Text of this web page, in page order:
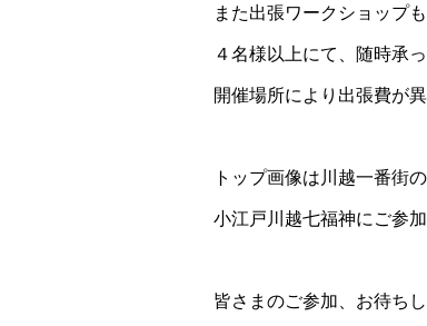
また出張ワークショップも
４名様以上にて、随時承
開催場所により出張費が
トップ画像は川越一番街
小江戸川越七福神にご参
皆さまのご参加、お待ちし